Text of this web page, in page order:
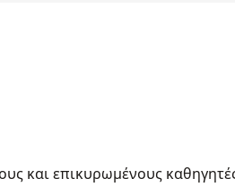
και επικυρωμένους